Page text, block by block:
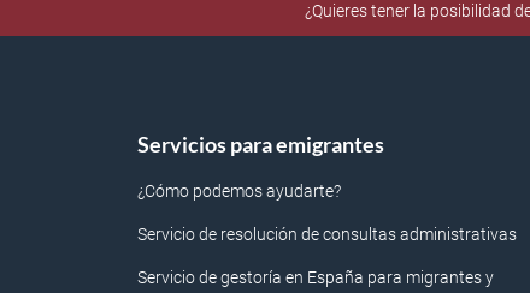
¿Quieres tener la posibilidad
Servicios para emigrantes
¿Cómo podemos ayudarte?
Servicio de resolución de consultas administrativas
Servicio de gestoría en España para migrantes y